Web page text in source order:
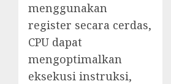
menggunakan
register secara cerdas,
CPU dapat
mengoptimalkan
eksekusi instruksi,